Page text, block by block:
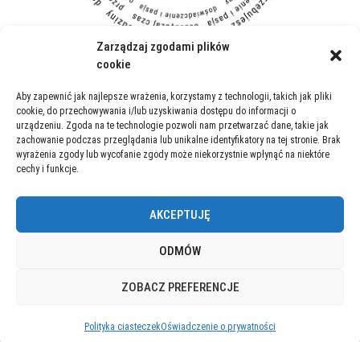
Zarządzaj zgodami plików
cookie
Aby zapewnić jak najlepsze wrażenia, korzystamy z technologii, takich jak pliki
cookie, do przechowywania i/lub uzyskiwania dostępu do informacji o
urządzeniu. Zgoda na te technologie pozwoli nam przetwarzać dane, takie jak
zachowanie podczas przeglądania lub unikalne identyfikatory na tej stronie. Brak
wyrażenia zgody lub wycofanie zgody może niekorzystnie wpłynąć na niektóre
cechy i funkcje.
AKCEPTUJĘ
ODMÓW
ZOBACZ PREFERENCJE
Polityka ciasteczekOświadczenie o prywatności
Realizujemy dostawę w Warszawie:Bemowo ,Ursynów,Mokotów
miastach:Wrocław,Katowice,Szczecin,Łódź,Radom,Rybnik,
Tarnów,Poznań,Rzeszów,Kraków,Olsztyn,Legionowo, Lublin,
Bytom,
Mińsk Mazowiecki,Nowy Dwór Mazowiecki
Żyrardów,Grójec,Dąbrowa Górnicza,Inowrocław,Ruda Śląska,
Wyszków, Piła
[Modal-Window id="1"]